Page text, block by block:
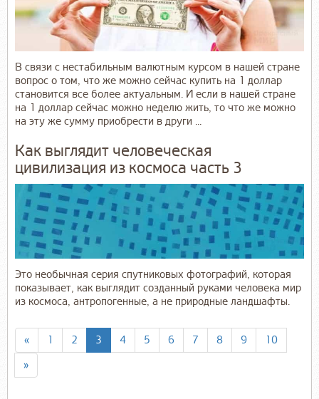
В связи с нестабильным валютным курсом в нашей стране
вопрос о том, что же можно сейчас купить на 1 доллар
становится все более актуальным. И если в нашей стране
на 1 доллар сейчас можно неделю жить, то что же можно
на эту же сумму приобрести в други ...
Как выглядит человеческая
цивилизация из космоса часть 3
Это необычная серия спутниковых фотографий, которая
показывает, как выглядит созданный руками человека мир
из космоса, антропогенные, а не природные ландшафты.
« 1 2 3 4 5 6 7 8 9
10
»